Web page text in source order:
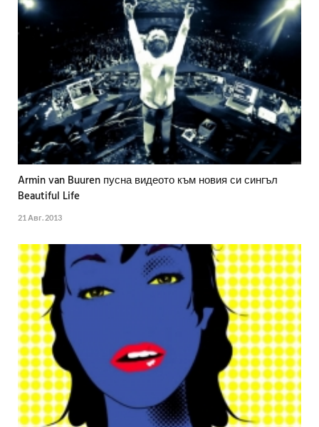
Armin van Buuren пусна видеото към новия си сингъл
Beautiful Life
21 Авг. 2013